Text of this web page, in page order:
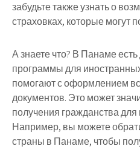
забудьте также узнать о
страховках, которые могут
А знаете что? В Панаме
программы для
помогают с оформлением
документов. Это может
получения гражданства
Например, вы можете
страны в Панаме, чтобы